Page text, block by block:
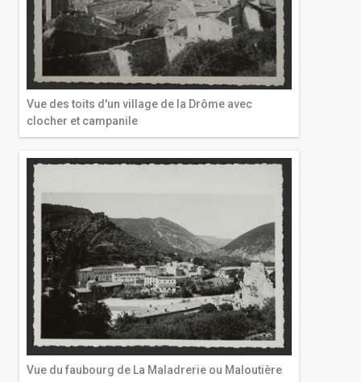
Vue des toits d'un village de la Drôme avec
clocher et campanile
Vue du faubourg de La Maladrerie ou Maloutière